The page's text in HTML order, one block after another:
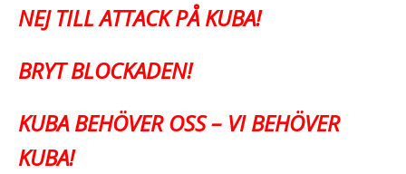
NEJ TILL ATTACK PÅ KUBA!
BRYT BLOCKADEN!
KUBA BEHÖVER OSS – VI BEHÖVER
KUBA!